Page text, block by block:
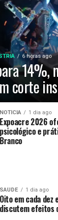
6 horas ago
14%,
corte
NOTÍCIA 1 dia ago
Expoacre 2026
psicológico e
Branco
SAÚDE 1 dia ago
Oito em cada
discutem efeitos